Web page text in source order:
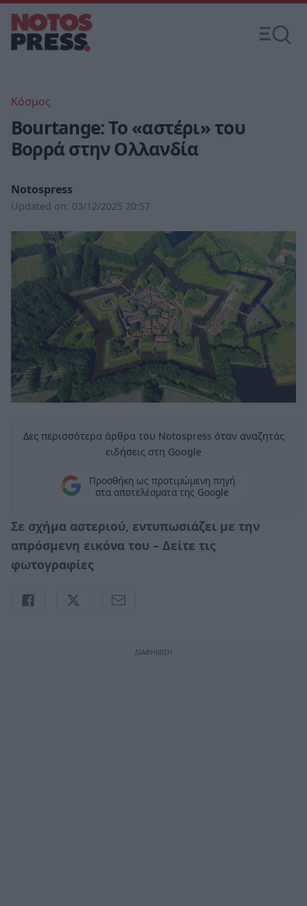
Κόσμος
Bourtange: Το «αστέρι» του
Βορρά στην Ολλανδία
Notospress
Updated on: 03/12/2025 20:57
Δες περισσότερα άρθρα του Notospress όταν αναζητάς
ειδήσεις στη Google
Προσθήκη ως προτιμώμενη πηγή
στα αποτελέσματα της Google
Σε σχήμα αστεριού, εντυπωσιάζει με την
απρόσμενη εικόνα του – Δείτε τις
φωτογραφίες